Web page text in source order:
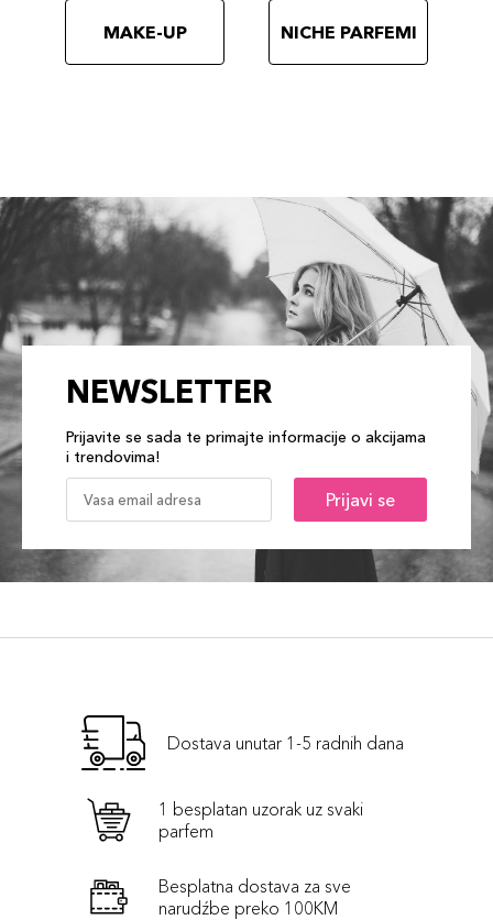
MAKE-UP NICHE PARFEMI
NEWSLETTER
Prijavite se sada te primajte informacije o akcijama
i trendovima!
Prijavi se
Dostava unutar 1-5 radnih dana
1 besplatan uzorak uz svaki
parfem
Besplatna dostava za sve
narudźbe preko 100KM